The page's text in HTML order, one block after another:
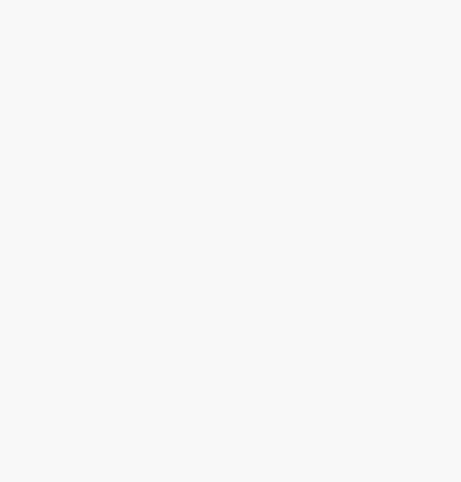
pokušení
preferencí v průzkumech. Mnoho lidí skutečně v tu
nemůže dovolit opomenout tyto reklamní plochy, když za ně
se o post prezidenta skutečně uchází